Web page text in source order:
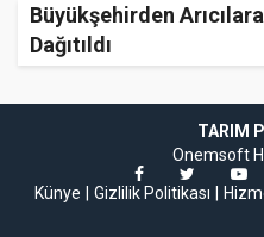
Büyükşehirden
Dağıtıldı
TARIM
Onemsoft
Künye
Gizlilik Politikası